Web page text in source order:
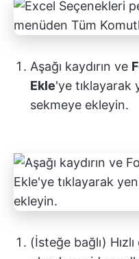
Aşağı kaydırın ve
Ekle'ye tıklayarak
sekmeye ekleyin.
(İsteğe bağlı)